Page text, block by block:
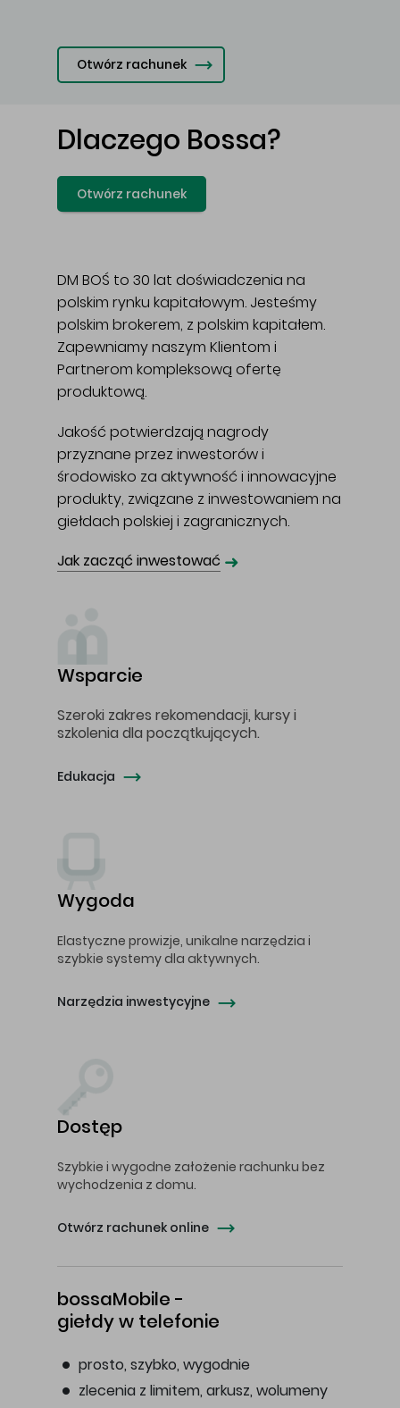
Otwórz rachunek
Dlaczego Bossa?
Otwórz rachunek
DM BOŚ to 30 lat doświadczenia na
polskim rynku kapitałowym. Jesteśmy
polskim brokerem, z polskim kapitałem.
Zapewniamy naszym Klientom i
Partnerom kompleksową ofertę
produktową.
Jakość potwierdzają nagrody
przyznane przez inwestorów i
środowisko za aktywność i innowacyjne
produkty, związane z inwestowaniem na
giełdach polskiej i zagranicznych.
Jak zacząć inwestować ➜
Wsparcie
Szeroki zakres rekomendacji, kursy i
szkolenia dla początkujących.
Edukacja
Wygoda
Elastyczne prowizje, unikalne narzędzia i
szybkie systemy dla aktywnych.
Narzędzia inwestycyjne
Dostęp
Szybkie i wygodne założenie rachunku bez
wychodzenia z domu.
Otwórz rachunek online
bossaMobile -
giełdy w telefonie
prosto, szybko, wygodnie
zlecenia z limitem, arkusz, wolumeny